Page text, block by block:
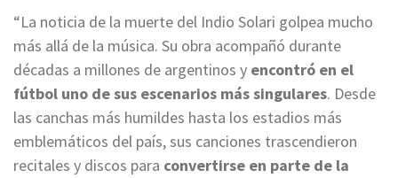
“La noticia de la muerte del Indio Solari golpea mucho
más allá de la música. Su obra acompañó durante
décadas a millones de argentinos y encontró en el
fútbol uno de sus escenarios más singulares. Desde
las canchas más humildes hasta los estadios más
emblemáticos del país, sus canciones trascendieron
recitales y discos para convertirse en parte de la